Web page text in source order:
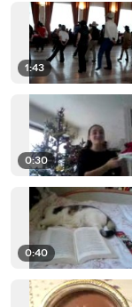
1:43
0:30
0:40